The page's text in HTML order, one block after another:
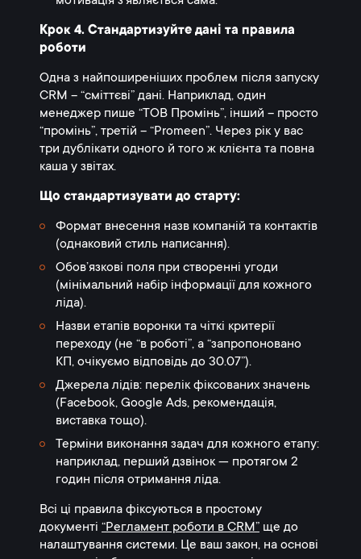
Крок 4. Стандартизуйте дані та правила
роботи
Одна з найпоширеніших проблем після запуску
CRM – “сміттєві” дані. Наприклад, один
менеджер пише “ТОВ Промінь”, інший – просто
“промінь”, третій – “Promeen”. Через рік у вас
три дублікати одного й того ж клієнта та повна
каша у звітах.
Що стандартизувати до старту:
Формат внесення назв компаній та контактів
(однаковий стиль написання).
Обов’язкові поля при створенні угоди
(мінімальний набір інформації для кожного
ліда).
Назви етапів воронки та чіткі критерії
переходу (не “в роботі”, а “запропоновано
КП, очікуємо відповідь до 30.07”).
Джерела лідів: перелік фіксованих значень
(Facebook, Google Ads, рекомендація,
виставка тощо).
Терміни виконання задач для кожного етапу:
наприклад, перший дзвінок — протягом 2
годин після отримання ліда.
Всі ці правила фіксуються в простому
документі “Регламент роботи в CRM” ще до
налаштування системи. Це ваш закон, на основі